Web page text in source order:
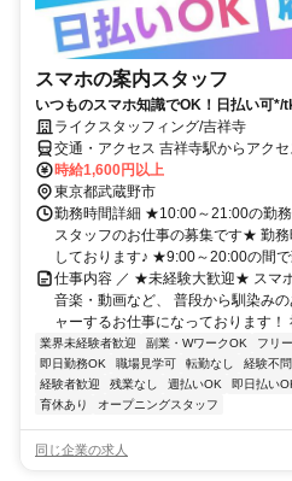
スマホの案内スタッフ
いつものスマホ知識でOK！日払い可*/
ライクスタッフィング/吉祥寺
交通・アクセス 吉祥寺駅からアクセ
時給1,600円以上
東京都武蔵野市
勤務時間詳細 ★10:00～21:00の勤
スタッフのお仕事の募集です★ 勤
しております♪ ★9:00～20:00の間
仕事内容 ／ ★未経験大歓迎★ スマ
音楽・動画など、 普段から馴染み
ャーするお仕事になっております
業界未経験者歓迎 副業・WワークOK フリ
即日勤務OK
職場見学可 転勤なし 経験不問
経験者歓迎
残業なし 週払いOK 即日払い
育休あり
オープニングスタッフ
同じ企業の求人